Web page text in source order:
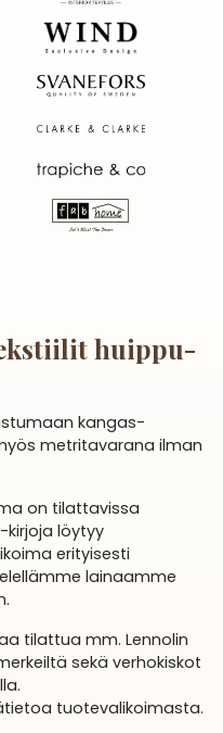
huippu­
kangas­
metritavarana ilman
on tilattavissa
kirjoja löytyy
erityisesti
lainaamme
tilattua mm. Lennolin
sekä verhokiskot
tuotevalikoimasta.